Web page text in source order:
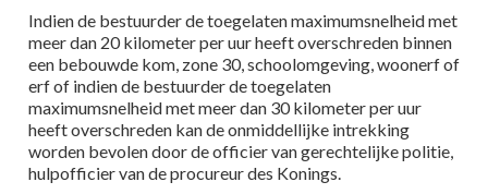
Indien de bestuurder de toegelaten maximumsnelheid met
meer dan 20 kilometer per uur heeft overschreden binnen
een bebouwde kom, zone 30, schoolomgeving, woonerf of
erf of indien de bestuurder de toegelaten
maximumsnelheid met meer dan 30 kilometer per uur
heeft overschreden kan de onmiddellijke intrekking
worden bevolen door de officier van gerechtelijke politie,
hulpofficier van de procureur des Konings.